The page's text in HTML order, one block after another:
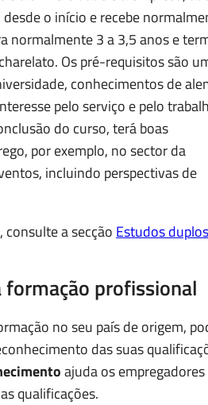
o início e recebe
normalmente 3 a 3,5 anos e
Os pré-requisitos são
conhecimentos de
pelo serviço e pelo
do curso, terá boas
por exemplo, no sector da
incluindo perspectivas de
a secção Estudos
formação profissional
no seu país de origem,
das suas
ajuda os empregadores
qualificações.